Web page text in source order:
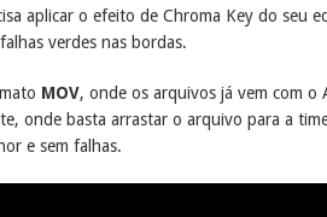
aplicar o efeito de Chroma Key do seu
verdes nas bordas.
MOV, onde os arquivos já vem com o
onde basta arrastar o arquivo para a
e sem falhas.